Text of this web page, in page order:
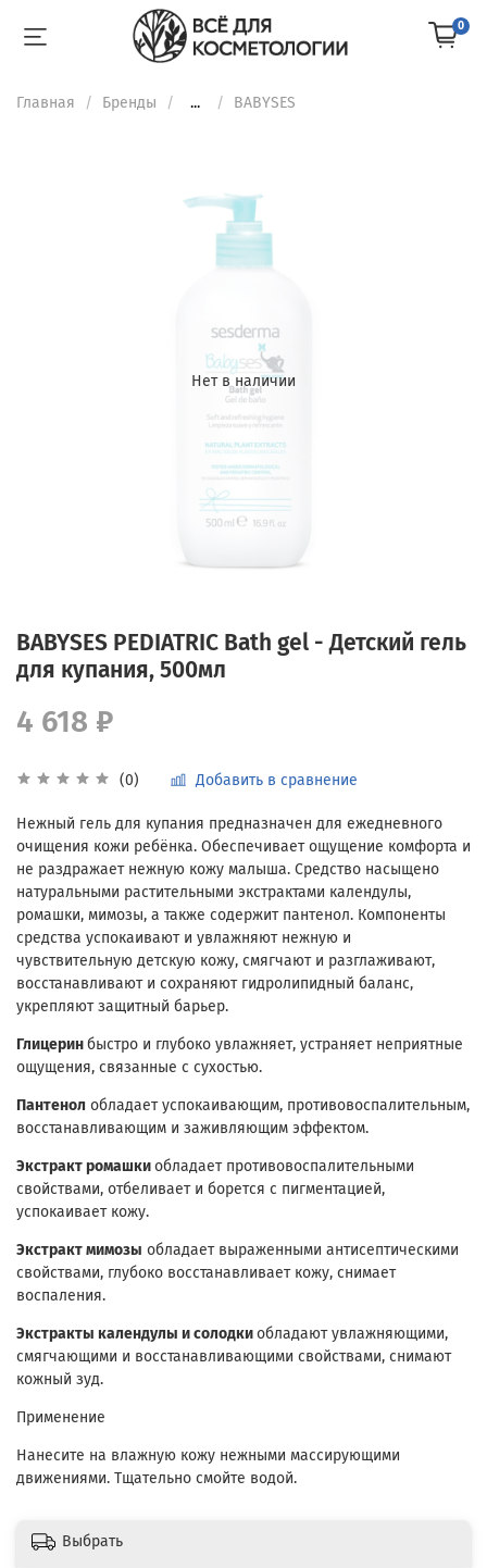
0
Главная Бренды ... BABYSES
Нет в наличии
BABYSES PEDIATRIC Bath gel - Детский гель
для купания, 500мл
(0) Добавить в сравнение
4 618 ₽
Нежный гель для купания предназначен для ежедневного
очищения кожи ребёнка. Обеспечивает ощущение комфорта и
не раздражает нежную кожу малыша. Средство насыщено
натуральными растительными экстрактами календулы,
ромашки, мимозы, а также содержит пантенол. Компоненты
средства успокаивают и увлажняют нежную и
чувствительную детскую кожу, смягчают и разглаживают,
восстанавливают и сохраняют гидролипидный баланс,
укрепляют защитный барьер.
Глицеринбыстро и глубоко увлажняет, устраняет неприятные
ощущения, связанные с сухостью.
Пантенол обладает успокаивающим, противовоспалительным,
восстанавливающим и заживляющим эффектом.
Экстракт ромашкиобладает противовоспалительными
свойствами, отбеливает и борется с пигментацией,
успокаивает кожу.
Экстракт мимозы обладает выраженными антисептическими
свойствами, глубоко восстанавливает кожу, снимает
воспаления.
Экстракты календулы и солодкиобладают увлажняющими,
смягчающими и восстанавливающими свойствами, снимают
кожный зуд.
Применение
Нанесите на влажную кожу нежными массирующими
движениями. Тщательно смойте водой.
Выбрать